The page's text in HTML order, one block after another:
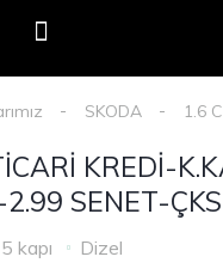
SKODA 1.6
KREDİ-
SENET-
kapı Dizel